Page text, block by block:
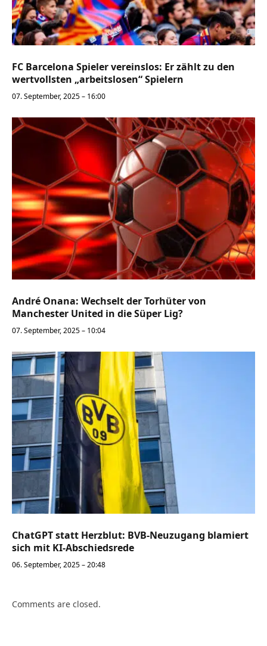
FC Barcelona Spieler vereinslos: Er zählt zu den
wertvollsten „arbeitslosen“ Spielern
07. September, 2025 – 16:00
André Onana: Wechselt der Torhüter von
Manchester United in die Süper Lig?
07. September, 2025 – 10:04
ChatGPT statt Herzblut: BVB-Neuzugang blamiert
sich mit KI-Abschiedsrede
06. September, 2025 – 20:48
Comments are closed.